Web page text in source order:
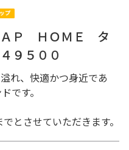
ＡＰ ＨＯＭＥ タ
９５００
れ、快適かつ身近であ
です。
とさせていただきます。